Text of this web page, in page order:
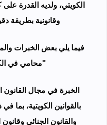
الكويتي، ولديه القدرة
وقانونية بطريقة
فيما يلي بعض الخبرات
"محامي في
الخبرة في مجال القانون
بالقوانين الكويتية، بما
والقانون الجنائي